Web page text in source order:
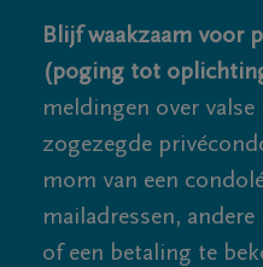
Blijf waakzaam voor
(poging tot
meldingen over valse
zogezegde
mom van een
mailadressen,
of een betaling te